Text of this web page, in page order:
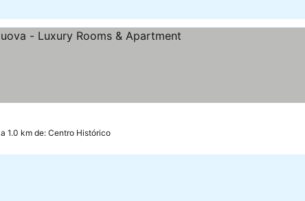
a 1.0 km de: Centro Histórico